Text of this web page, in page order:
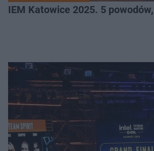
IEM Katowice 2025. 5